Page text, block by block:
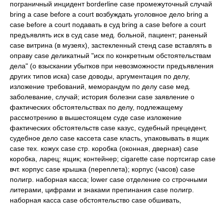
пограничный инцидент borderline case промежуточный случай
bring a case before a court возбуждать уголовное дело bring a
case before a court подавать в суд bring a case before a court
предъявлять иск в суд case мед. больной, пациент; раненый
case витрина (в музеях), застекленный стенд case вставлять в
оправу case деликатный "иск по конкретным обстоятельствам
дела" (о взыскании убытков при невозможности предъявления
других типов иска) case доводы, аргументация по делу,
изложение требований, меморандум по делу case мед.
заболевание, случай; история болезни case заявление о
фактических обстоятельствах по делу, подлежащему
рассмотрению в вышестоящем суде case изложение
фактических обстоятельств case казус, судебный прецедент,
судебное дело case кассета case класть, упаковывать в ящик
case тех. кожух case стр. коробка (оконная, дверная) case
коробка, ларец; ящик; контейнер; cigarette case портсигар case
вчт. корпус case крышка (переплета); корпус (часов) case
полигр. наборная касса; lower case отделение со строчными
литерами, цифрами и знаками препинания case полигр.
наборная касса case обстоятельство case обшивать,